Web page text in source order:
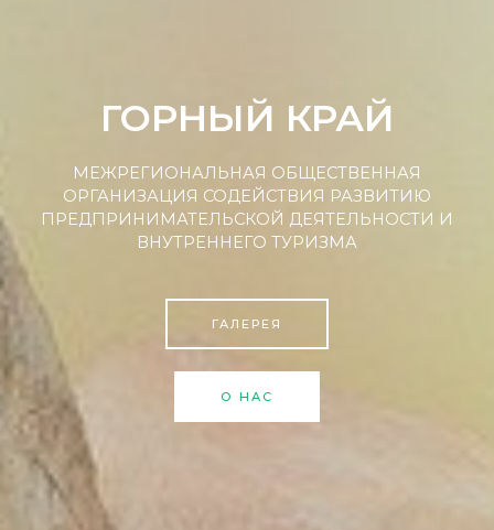
ГОРНЫЙ КРАЙ
МЕЖРЕГИОНАЛЬНАЯ ОБЩЕСТВЕННАЯ
ОРГАНИЗАЦИЯ СОДЕЙСТВИЯ РАЗВИТИЮ
ПРЕДПРИНИМАТЕЛЬСКОЙ ДЕЯТЕЛЬНОСТИ И
ВНУТРЕННЕГО ТУРИЗМА
ГАЛЕРЕЯ
О НАС